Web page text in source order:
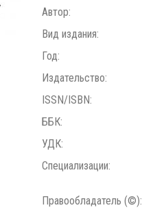
Автор:
Вид издания:
Год:
Издательство:
ISSN/ISBN:
ББК:
УДК:
Специализации:
Правообладатель (©):